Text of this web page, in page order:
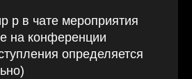
р в чате мероприятия
на конференции
определяется